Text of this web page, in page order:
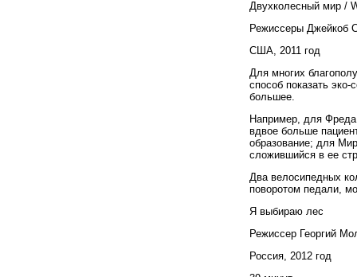
Двухколесный мир /
Режиссеры Джейкоб
США, 2011 год
Для многих
способ показать эко-
большее.
Например, для
вдвое больше
образование; для
сложившийся в ее
Два велосипедных
поворотом педали,
Я выбираю лес
Режиссер Георгий
Россия, 2012 год